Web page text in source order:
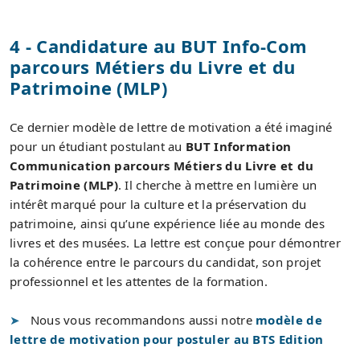
4 - Candidature au BUT Info-Com
parcours Métiers du Livre et du
Patrimoine (MLP)
Ce dernier modèle de lettre de motivation a été imaginé
pour un étudiant postulant au BUT Information
Communication parcours Métiers du Livre et du
Patrimoine (MLP). Il cherche à mettre en lumière un
intérêt marqué pour la culture et la préservation du
patrimoine, ainsi qu’une expérience liée au monde des
livres et des musées. La lettre est conçue pour démontrer
la cohérence entre le parcours du candidat, son projet
professionnel et les attentes de la formation.
Nous vous recommandons aussi notre modèle de
lettre de motivation pour postuler au BTS Edition